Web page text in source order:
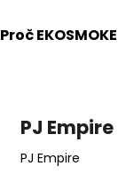
Proč EKOSMOKE
PJ Empire
PJ Empire